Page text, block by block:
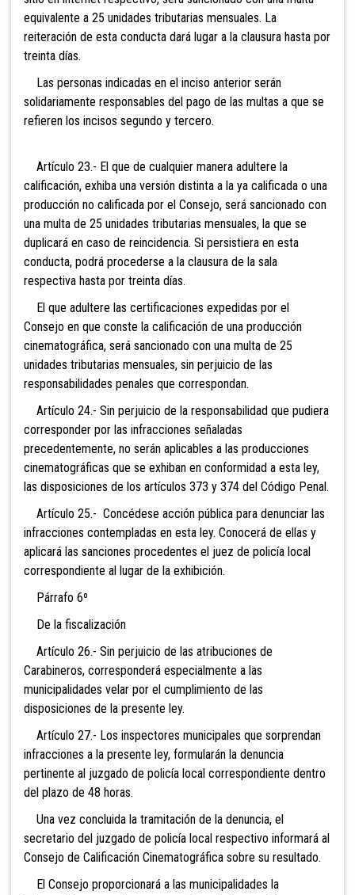
equivalente a 25 unidades tributarias mensuales. La
reiteración de esta conducta dará lugar a la clausura hasta por
treinta días.
Las personas indicadas en el inciso anterior serán
solidariamente responsables del pago de las multas a que se
refieren los incisos segundo y tercero.
Artículo 23.- El que de cualquier manera adultere la
calificación, exhiba una versión distinta a la ya calificada o una
producción no calificada por el Consejo, será sancionado con
una multa de 25 unidades tributarias mensuales, la que se
duplicará en caso de reincidencia. Si persistiera en esta
conducta, podrá procederse a la clausura de la sala
respectiva hasta por treinta días.
El que adultere las certificaciones expedidas por el
Consejo en que conste la calificación de una producción
cinematográfica, será sancionado con una multa de 25
unidades tributarias mensuales, sin perjuicio de las
responsabilidades penales que correspondan.
Artículo 24.- Sin perjuicio de la responsabilidad que pudiera
corresponder por las infracciones señaladas
precedentemente, no serán aplicables a las producciones
cinematográficas que se exhiban en conformidad a esta ley,
las disposiciones de los artículos 373 y 374 del Código Penal.
Artículo 25.- Concédese acción pública para denunciar las
infracciones contempladas en esta ley. Conocerá de ellas y
aplicará las sanciones procedentes el juez de policía local
correspondiente al lugar de la exhibición.
Párrafo 6º
De la fiscalización
Artículo 26.- Sin perjuicio de las atribuciones de
Carabineros, corresponderá especialmente a las
municipalidades velar por el cumplimiento de las
disposiciones de la presente ley.
Artículo 27.- Los inspectores municipales que sorprendan
infracciones a la presente ley, formularán la denuncia
pertinente al juzgado de policía local correspondiente dentro
del plazo de 48 horas.
Una vez concluida la tramitación de la denuncia, el
secretario del juzgado de policía local respectivo informará al
Consejo de Calificación Cinematográfica sobre su resultado.
El Consejo proporcionará a las municipalidades la